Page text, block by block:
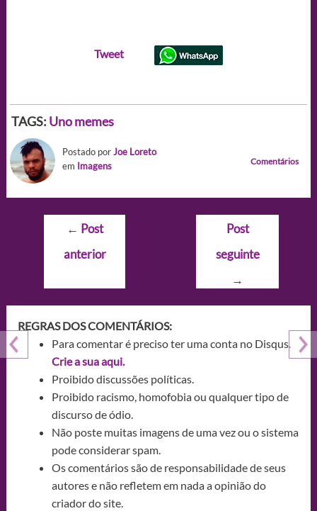
Tweet
TAGS: Uno memes
Postado porJoe Loreto
em Imagens Comentários
Navegação
Post
← Post
anterior
Post
seguinte
→
REGRAS DOS COMENTÁRIOS:
Para comentar é preciso ter uma conta no Disqus.
Crie a sua aqui.
Proibido discussões políticas.
Proibido racismo, homofobia ou qualquer tipo de
discurso de ódio.
Não poste muitas imagens de uma vez ou o sistema
pode considerar spam.
Os comentários são de responsabilidade de seus
autores e não refletem em nada a opinião do
criador do site.